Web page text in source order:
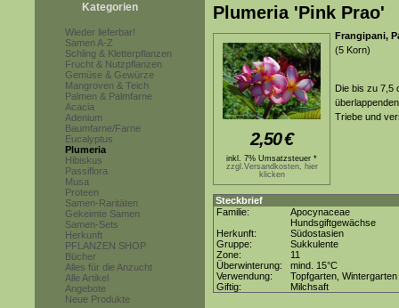
Kategorien
Wieder lieferbar!
Samen A-Z
Schling & Kletterpflanzen
Frucht & Nutzpflanzen
Gemüse & Gewürze
Mangroven & Teich
Palmen & Palmfarne
Acacia
Adenium
Baumfarne/Farne
Eucalyptus
Plumeria
Hibiskus
Passiflora
Musa
Proteen
Samen-Raritäten
Gekeimte Samen
Samen-Sets
Herkunft
PFLANZEN SHOP
Bücher
Alles für die Anzucht
Alle Artikel
Angebote
Neue Produkte
Plumeria 'Pink Prao'
2,50€
inkl. 7% Umsatzsteuer *
zzgl.Versandkosten, hier
klicken
Frangipani,
(5 Korn)
Die bis zu 7,5
Triebe und
Steckbrief
Familie:
Apocynaceae
Hundsgiftgewächse
Herkunft:
Südostasien
Gruppe:
Sukkulente
Zone:
11
Überwinterung:
mind. 15°C
Verwendung:
Topfgarten, Wintergarten
Giftig:
Milchsaft